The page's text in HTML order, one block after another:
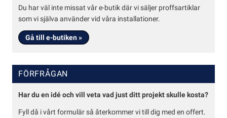
Du har väl inte missat vår e-butik där vi säljer proffsartiklar
som vi själva använder vid våra installationer.
Gå till e-butiken »
FÖRFRÅGAN
Har du en idé och vill veta vad just ditt projekt skulle kosta?
Fyll då i vårt formulär så återkommer vi till dig med en offert.